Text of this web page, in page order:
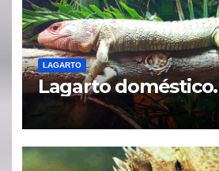
LAGARTO
Lagarto doméstico.